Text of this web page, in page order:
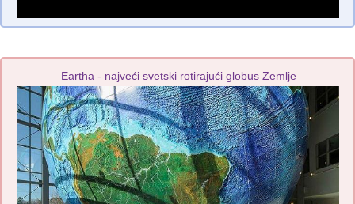
Eartha - najveći svetski rotirajući globus Zemlje